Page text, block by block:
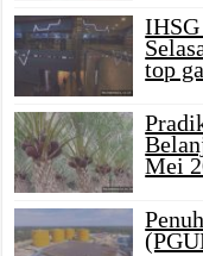
top
Mei